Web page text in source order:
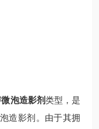
泡造影剂类型，是
造影剂。由于其拥